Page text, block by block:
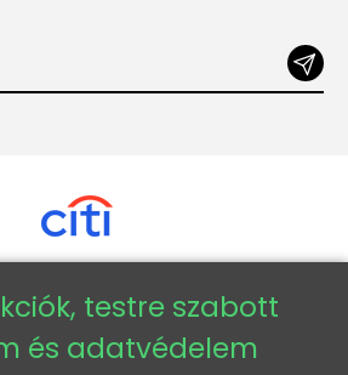
© 2026 - Veneti™
testre szabott
és adatvédelem